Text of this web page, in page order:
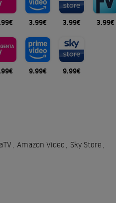
3.99€ 3.99€ 3.99€
9.99€ 9.99€
, Amazon Video , Sky Store ,